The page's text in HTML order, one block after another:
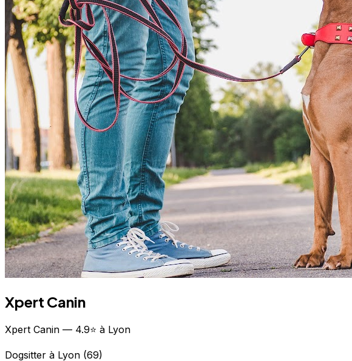
Xpert Canin
Xpert Canin — 4.9⭐ à Lyon
Dogsitter à Lyon (69)